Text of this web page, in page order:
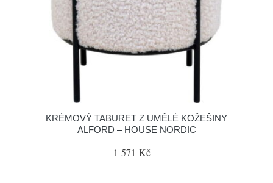
KRÉMOVÝ TABURET Z UMĚLÉ KOŽEŠINY
ALFORD – HOUSE NORDIC
1 571 Kč